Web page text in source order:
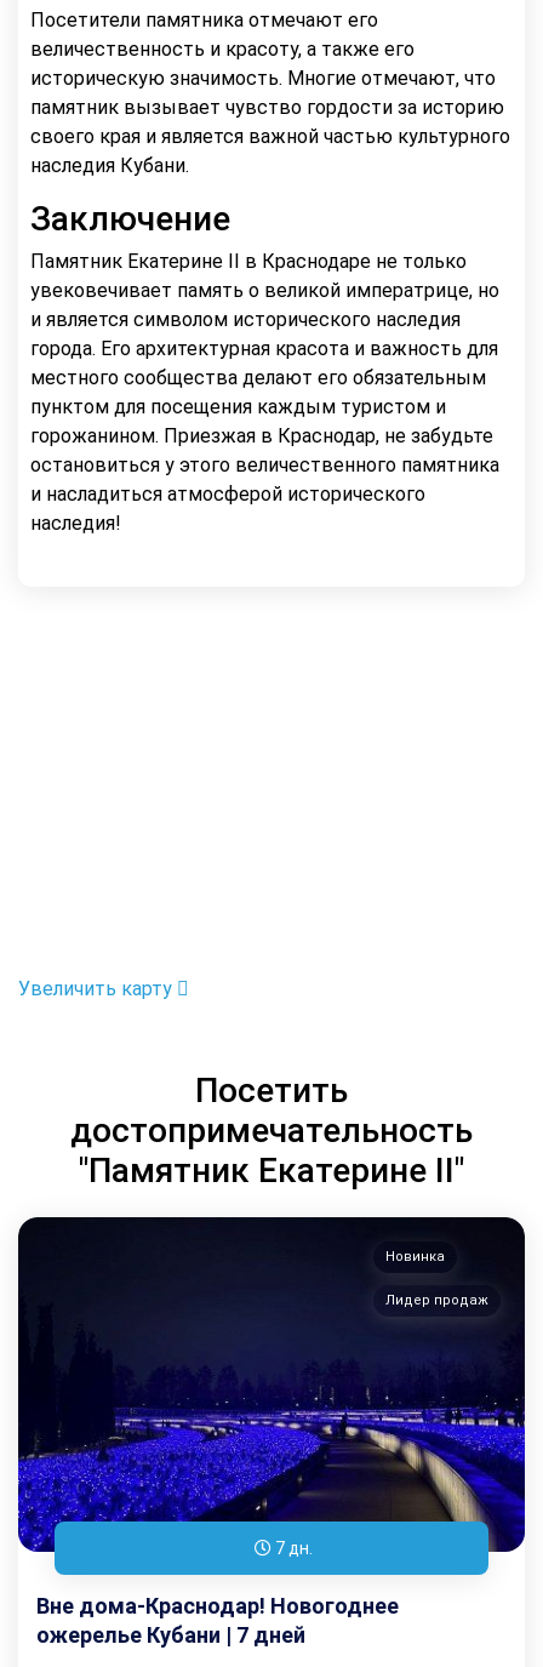
Посетители памятника отмечают его
величественность и красоту, а также его
историческую значимость. Многие отмечают, что
памятник вызывает чувство гордости за историю
своего края и является важной частью культурного
наследия Кубани.
Заключение
Памятник Екатерине II в Краснодаре не только
увековечивает память о великой императрице, но
и является символом исторического наследия
города. Его архитектурная красота и важность для
местного сообщества делают его обязательным
пунктом для посещения каждым туристом и
горожанином. Приезжая в Краснодар, не забудьте
остановиться у этого величественного памятника
и насладиться атмосферой исторического
наследия!
Увеличить карту
Посетить
достопримечательность
"Памятник Екатерине II"
Новинка
Лидер продаж
7 дн.
Вне дома-Краснодар! Новогоднее
ожерелье Кубани | 7 дней